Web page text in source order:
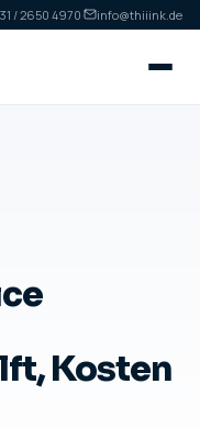
/ 2650 4970· info@thiiink.de
Kosten